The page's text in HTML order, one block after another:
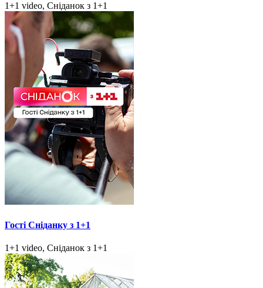
1+1 video, Сніданок з 1+1
Гості Сніданку з 1+1
1+1 video, Сніданок з 1+1